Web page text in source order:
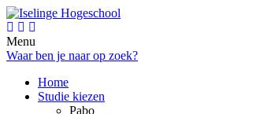
Menu
Waar ben je naar op zoek?
Home
Studie kiezen
Pabo